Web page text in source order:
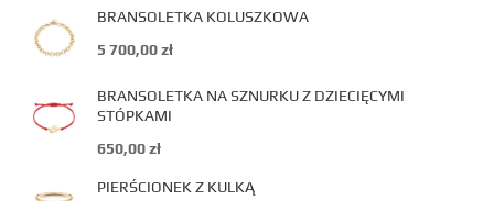
BRANSOLETKA KOLUSZKOWA
5 700,00zł
BRANSOLETKA NA SZNURKU Z DZIECIĘCYMI
STÓPKAMI
650,00zł
PIERŚCIONEK Z KULKĄ